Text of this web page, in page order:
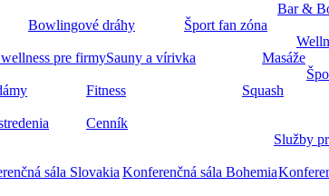
Bar &
Bowlingové dráhy
Šport fan zóna
pre firmySauny a vírivka Masáže
Fitness Squash
Cenník
Služby
sála SlovakiaKonferenčná sála Bohemia